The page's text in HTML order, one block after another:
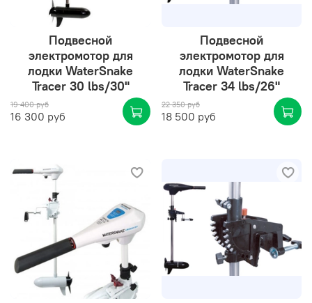
Подвесной
электромотор для
лодки WaterSnake
Tracer 30 lbs/30"
19 400 руб
16 300 руб
Подвесной
электромотор для
лодки WaterSnake
Tracer 34 lbs/26"
22 350 руб
18 500 руб